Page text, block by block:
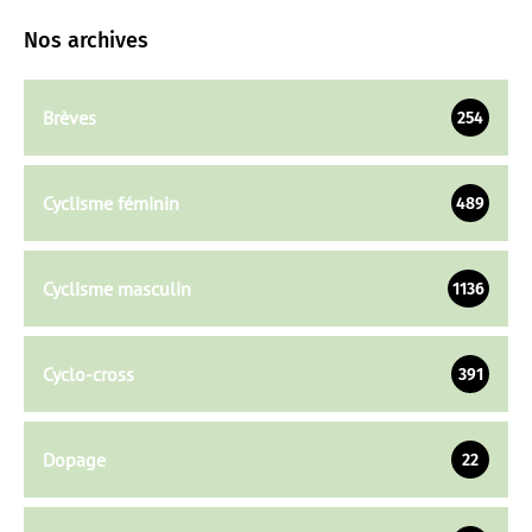
Nos archives
Brèves 254
Cyclisme féminin 489
Cyclisme masculin 1136
Cyclo-cross 391
Dopage 22